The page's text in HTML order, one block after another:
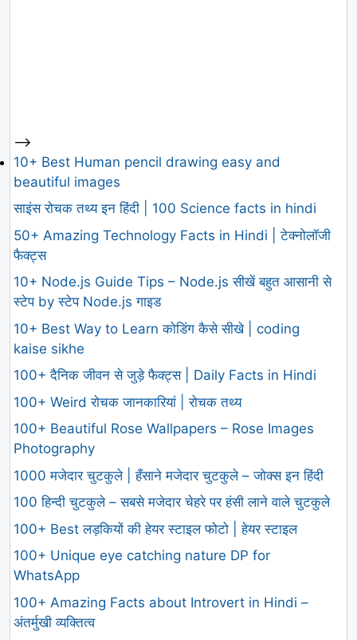
-->
10+ Best Human pencil drawing easy and
beautiful images
साइंस रोचक तथ्य इन हिंदी | 100 Science facts in hindi
50+ Amazing Technology Facts in Hindi | टेक्नोलॉजी
फैक्ट्स
10+ Node.js Guide Tips – Node.js सीखें बहुत आसानी से
स्टेप by स्टेप Node.js गाइड
10+ Best Way to Learn कोडिंग कैसे सीखे | coding
kaise sikhe
100+ दैनिक जीवन से जुड़े फैक्ट्स | Daily Facts in Hindi
100+ Weird रोचक जानकारियां | रोचक तथ्य
100+ Beautiful Rose Wallpapers – Rose Images
Photography
1000 मजेदार चुटकुले | हँसाने मजेदार चुटकुले – जोक्स इन हिंदी
100 हिन्दी चुटकुले – सबसे मजेदार चेहरे पर हंसी लाने वाले चुटकुले
100+ Best लड़कियों की हेयर स्टाइल फोटो | हेयर स्टाइल
100+ Unique eye catching nature DP for
WhatsApp
100+ Amazing Facts about Introvert in Hindi –
अंतर्मुखी व्यक्तित्व